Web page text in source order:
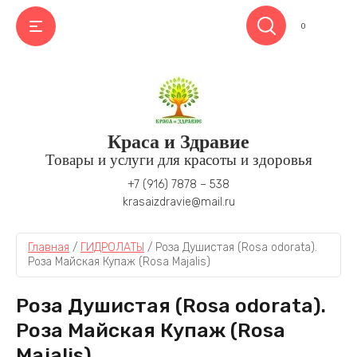
Краса и Здравие
Товары и услуги для красоты и здоровья
+7 (916) 7878 – 538
krasaizdravie@mail.ru
0
Главная / ГИДРОЛАТЫ / Роза Душистая (Rosa odorata).
Роза Майская Купаж (Rosa Majalis)
Роза Душистая (Rosa odorata).
Роза Майская Купаж (Rosa
ДОКТОРА ЧЕРНОВА
"Тонус" универсальные, 4
ролика
"Тонус" для шеи, эбонит
"Тонус" для пальцев рук, эбонит и
для лица, эбонит и медь
по Гидролатам